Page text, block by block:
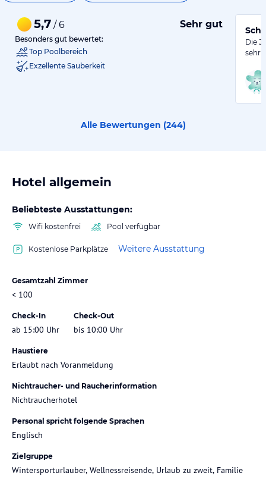
5,7 / 6 Sehr gut
Besonders gut bewertet:
Top Poolbereich
Exzellente Sauberkeit
Die
sehr
Alle Bewertungen (244)
Hotel allgemein
Beliebteste Ausstattungen:
Wifi kostenfrei Pool verfügbar
Kostenlose Parkplätze Weitere Ausstattung
Gesamtzahl Zimmer
< 100
Check-In
ab 15:00 Uhr
Check-Out
bis 10:00 Uhr
Haustiere
Erlaubt nach Voranmeldung
Nichtraucher- und Raucherinformation
Nichtraucherhotel
Personal spricht folgende Sprachen
Englisch
Zielgruppe
Wintersporturlauber, Wellnessreisende, Urlaub zu zweit, Familie